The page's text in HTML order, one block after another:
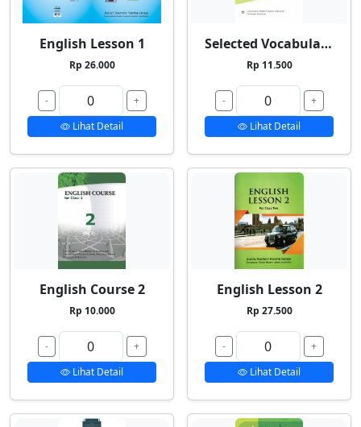
English Lesson 1
Rp 26.000
-
+
Lihat Detail
Selected Vocabularies 1
Rp 11.500
-
+
Lihat Detail
English Course 2
Rp 10.000
-
+
Lihat Detail
English Lesson 2
Rp 27.500
-
+
Lihat Detail